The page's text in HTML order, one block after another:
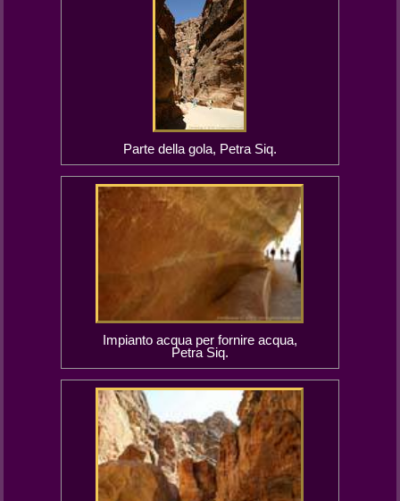
Parte della gola, Petra Siq.
Impianto acqua per fornire acqua,
Petra Siq.